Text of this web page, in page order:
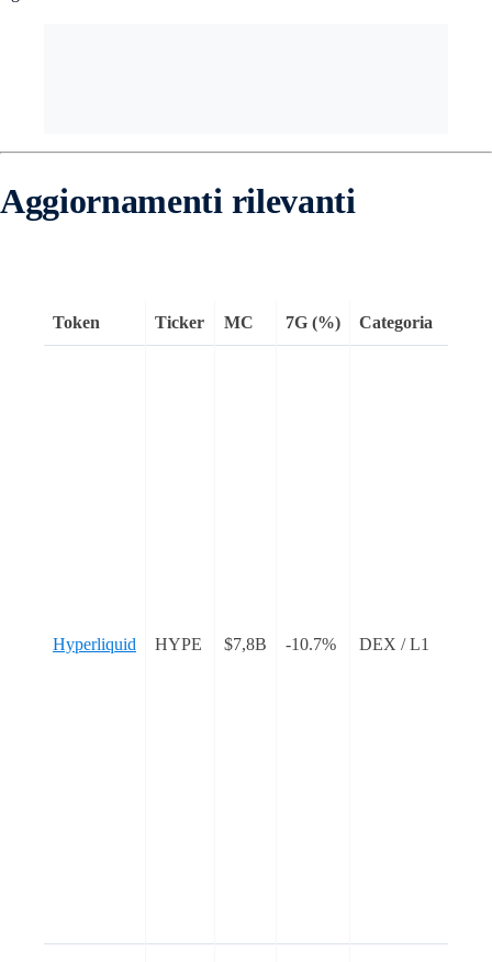
Aggiornamenti rilevanti
Token Ticker MC 7G (%) Categoria
Hyperliquid HYPE $7,8B -10.7% DEX / L1